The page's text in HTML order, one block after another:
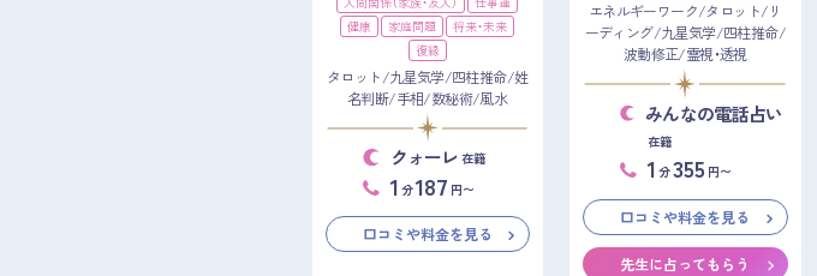
健康
家庭問題
将来・未来
復縁
タロット/九星気学/四柱推命/姓
名判断/手相/数秘術/風水
クォーレ 在籍
1 分187 円〜
口コミや料金を見る
エネルギーワーク/タロット/リ
ーディング/九星気学/四柱推命/
波動修正/霊視・透視
みんなの電話占い
在籍
1 分355 円〜
口コミや料金を見る
先生に占ってもらう